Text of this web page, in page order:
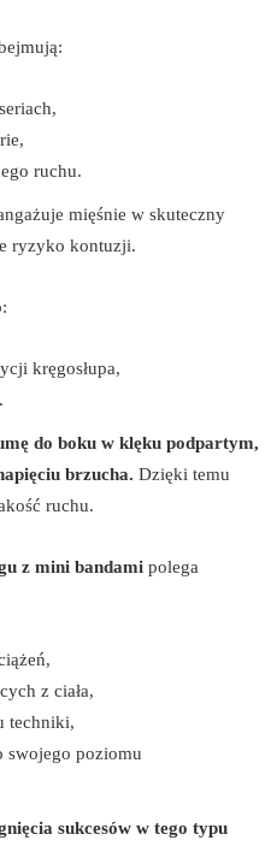
ruchu.
mięśnie w skuteczny
ryzyko kontuzji.
kręgosłupa,
do boku w klęku podpartym,
brzucha. Dzięki temu
ruchu.
z mini bandami polega
z ciała,
techniki,
swojego poziomu
sukcesów w tego typu